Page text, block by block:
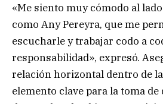
«Me siento muy cómodo al
como Any Pereyra, que me
escucharle y trabajar codo a
responsabilidad», expresó.
relación horizontal dentro de
elemento clave para la toma